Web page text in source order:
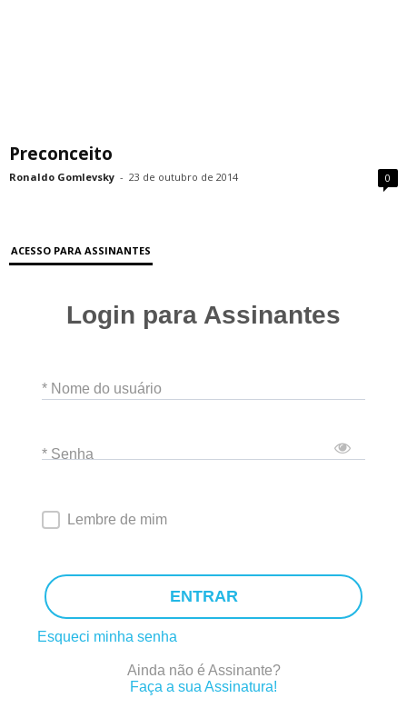
Preconceito
Ronaldo Gomlevsky - 23 de outubro de 2014 0
ACESSO PARA ASSINANTES
Login para Assinantes
* Nome do usuário
* Senha
Lembre de mim
ENTRAR
Esqueci minha senha
Ainda não é Assinante?
Faça a sua Assinatura!